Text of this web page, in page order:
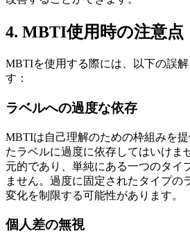
4. MBTI使用時の注意点
MBTIを使用する際には、以下の誤
す：
ラベルへの過度な依存
MBTIは自己理解のための枠組みを
たラベルに過度に依存してはいけま
元的であり、単純にある一つのタイ
ません。過度に固定されたタイプの
変化を制限する可能性があります。
個人差の無視